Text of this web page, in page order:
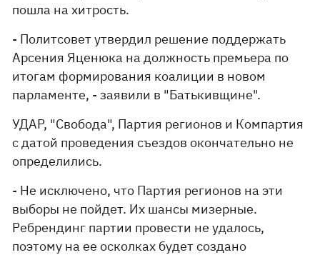
пошла на хитрость.
- Политсовет утвердил решение поддержать
Арсения Яценюка на должность премьера по
итогам формирования коалиции в новом
парламенте, - заявили в "Батькивщине".
УДАР, "Свобода", Партия регионов и Компартия
с датой проведения съездов окончательно не
определились.
- Не исключено, что Партия регионов на эти
выборы не пойдет. Их шансы мизерные.
Ребрендинг партии провести не удалось,
поэтому на ее осколках будет создано